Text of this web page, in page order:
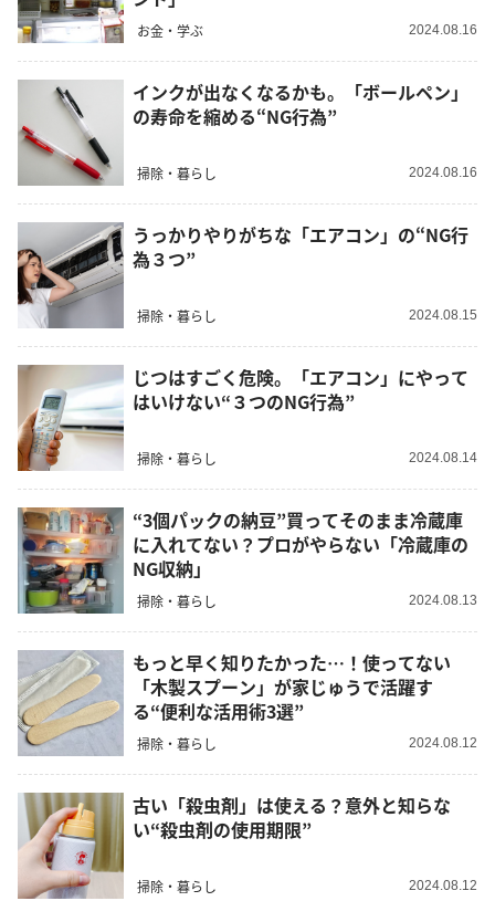
お金・学ぶ 2024.08.16
インクが出なくなるかも。「ボールペン」
の寿命を縮める“NG行為”
掃除・暮らし 2024.08.16
うっかりやりがちな「エアコン」の“NG行
為３つ”
掃除・暮らし 2024.08.15
じつはすごく危険。「エアコン」にやって
はいけない“３つのNG行為”
掃除・暮らし 2024.08.14
“3個パックの納豆”買ってそのまま冷蔵庫
に入れてない？プロがやらない「冷蔵庫の
NG収納」
掃除・暮らし 2024.08.13
もっと早く知りたかった…！使ってない
「木製スプーン」が家じゅうで活躍す
る“便利な活用術3選”
掃除・暮らし 2024.08.12
古い「殺虫剤」は使える？意外と知らな
い“殺虫剤の使用期限”
掃除・暮らし 2024.08.12